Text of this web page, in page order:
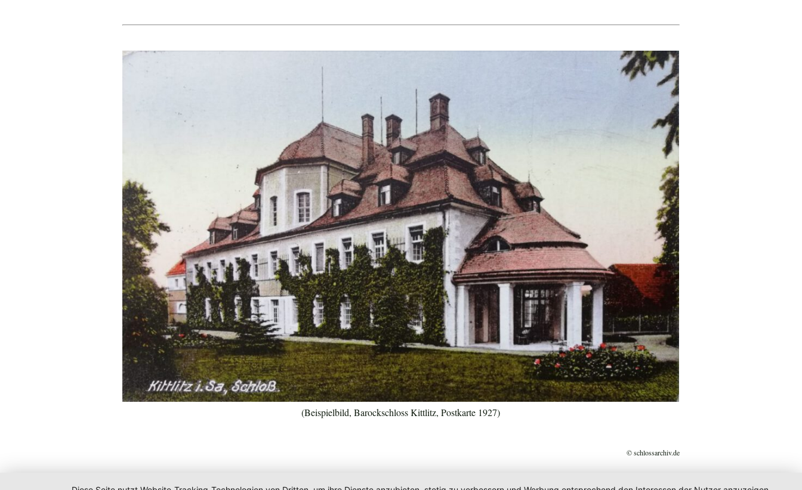
(Beispielbild, Barockschloss Kittlitz, Postkarte 1927)
© schlossarchiv.de